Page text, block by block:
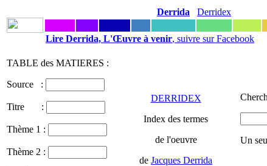
Derrida Derridex
Lire Derrida, L'Œuvre à venir, suivre sur Facebook
TABLE des MATIERES :
Source :
Titre :
Thème 1 :
Thème 2 :
DERRIDEX
Index des termes
de l'oeuvre
de Jacques Derrida
Un